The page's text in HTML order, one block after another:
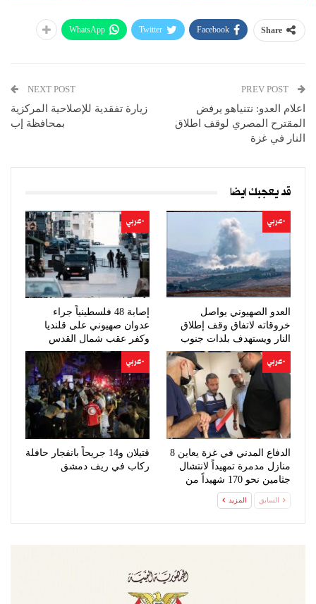
Share
Facebook
Twitter
WhatsApp
اعلام العدو: نتنياهو يرفض
المقترح المصري لوقف اطلاق
النار في غزة
NEXT POST
زيارة تفقدية للإصلاحية المركزية
بمحافظة إب
قد يعجبك ايضا
-عربي
العدو الصهيوني يواصل
خروقاته لاتفاق وقف إطلاق
النار ويستهدف بلدات جنوب
لبنان
-عربي
إصابة 48 فلسطينياً جراء
عدوان صهيوني على قلنديا
وكفر عقب شمال القدس
-عربي
الدفاع المدني في غزة يعاين 8
منازل مدمرة تمهيداً لانتشال
جثامين نحو 170 شهيداً من
-عربي
قتيلان و14 جريحاً بانفجار حافلة
ركاب في ريف دمشق
السابق المزيد